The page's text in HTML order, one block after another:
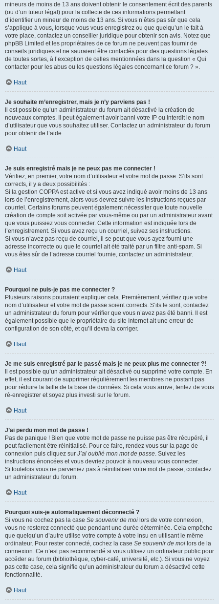
mineurs de moins de 13 ans doivent obtenir le consentement écrit des parents
(ou d’un tuteur légal) pour la collecte de ces informations permettant
d’identifier un mineur de moins de 13 ans. Si vous n’êtes pas sûr que cela
s’applique à vous, lorsque vous vous enregistrez ou que quelqu’un le fait à
votre place, contactez un conseiller juridique pour obtenir son avis. Notez que
phpBB Limited et les propriétaires de ce forum ne peuvent pas fournir de
conseils juridiques et ne sauraient être contactés pour des questions légales
de toutes sortes, à l’exception de celles mentionnées dans la question « Qui
contacter pour les abus ou les questions légales concernant ce forum ? ».
Haut
Je souhaite m’enregistrer, mais je n’y parviens pas !
Il est possible qu’un administrateur du forum ait désactivé la création de
nouveaux comptes. Il peut également avoir banni votre IP ou interdit le nom
d’utilisateur que vous souhaitez utiliser. Contactez un administrateur du forum
pour obtenir de l’aide.
Haut
Je suis enregistré mais je ne peux pas me connecter !
Vérifiez, en premier, votre nom d’utilisateur et votre mot de passe. S’ils sont
corrects, il y a deux possibilités :
Si la gestion COPPA est active et si vous avez indiqué avoir moins de 13 ans
lors de l’enregistrement, alors vous devrez suivre les instructions reçues par
courriel. Certains forums peuvent également nécessiter que toute nouvelle
création de compte soit activée par vous-même ou par un administrateur avant
que vous puissiez vous connecter. Cette information est indiquée lors de
l’enregistrement. Si vous avez reçu un courriel, suivez ses instructions.
Si vous n’avez pas reçu de courriel, il se peut que vous ayez fourni une
adresse incorrecte ou que le courriel ait été traité par un filtre anti-spam. Si
vous êtes sûr de l’adresse courriel fournie, contactez un administrateur.
Haut
Pourquoi ne puis-je pas me connecter ?
Plusieurs raisons pourraient expliquer cela. Premièrement, vérifiez que votre
nom d’utilisateur et votre mot de passe soient corrects. S’ils le sont, contactez
un administrateur du forum pour vérifier que vous n’avez pas été banni. Il est
également possible que le propriétaire du site Internet ait une erreur de
configuration de son côté, et qu’il devra la corriger.
Haut
Je me suis enregistré par le passé mais je ne peux plus me connecter ?!
Il est possible qu’un administrateur ait désactivé ou supprimé votre compte. En
effet, il est courant de supprimer régulièrement les membres ne postant pas
pour réduire la taille de la base de données. Si cela vous arrive, tentez de vous
ré-enregistrer et soyez plus investi sur le forum.
Haut
J’ai perdu mon mot de passe !
Pas de panique ! Bien que votre mot de passe ne puisse pas être récupéré, il
peut facilement être réinitialisé. Pour ce faire, rendez vous sur la page de
connexion puis cliquez sur J’ai oublié mon mot de passe. Suivez les
instructions énoncées et vous devriez pouvoir à nouveau vous connecter.
Si toutefois vous ne parveniez pas à réinitialiser votre mot de passe, contactez
un administrateur du forum.
Haut
Pourquoi suis-je automatiquement déconnecté ?
Si vous ne cochez pas la case Se souvenir de moi lors de votre connexion,
vous ne resterez connecté que pendant une durée déterminée. Cela empêche
que quelqu’un d’autre utilise votre compte à votre insu en utilisant le même
ordinateur. Pour rester connecté, cochez la case Se souvenir de moi lors de la
connexion. Ce n’est pas recommandé si vous utilisez un ordinateur public pour
accéder au forum (bibliothèque, cyber-café, université, etc.). Si vous ne voyez
pas cette case, cela signifie qu’un administrateur du forum a désactivé cette
fonctionnalité.
Haut